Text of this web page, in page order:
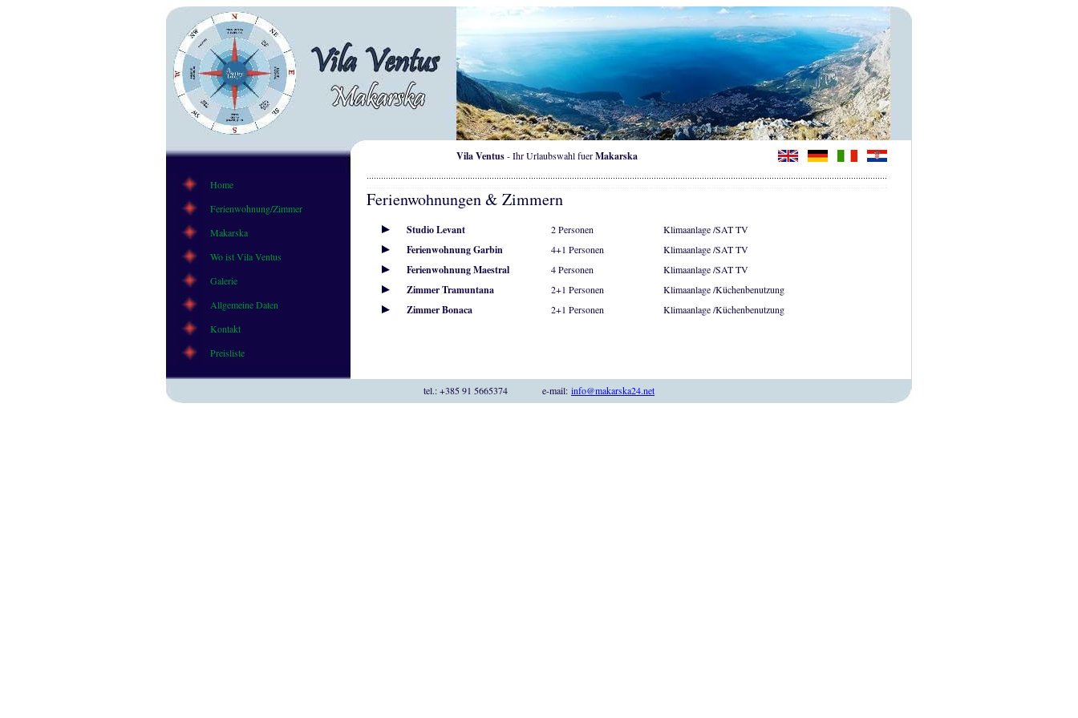
Vila Ventus- Ihr Urlaubswahl fuerMakarska
Home
Ferienwohnung/Zimmer
Makarska
Wo ist Vila Ventus
Galerie
Allgemeine Daten
Kontakt
Preisliste
Ferienwohnungen & Zimmern
Studio Levant 2 Personen Klimaanlage /SAT TV
Ferienwohnung Garbin 4+1 Personen Klimaanlage /SAT TV
Ferienwohnung Maestral 4 Personen Klimaanlage /SAT TV
Zimmer Tramuntana 2+1 Personen Klimaanlage /Küchenbenutzung
Zimmer Bonaca 2+1 Personen Klimaanlage /Küchenbenutzung
tel.: +385 91 5665374 e-mail: info@makarska24.net